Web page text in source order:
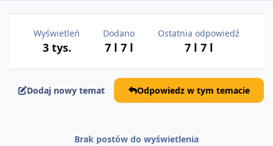
Wyświetleń
3 tys.
Dodano
7 l 7 l
Ostatnia odpowiedź
7 l 7 l
Dodaj nowy temat Odpowiedz w tym temacie
Brak postów do wyświetlenia